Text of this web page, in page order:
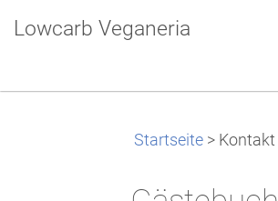
Lowcarb Veganeria
Startseite > Kontakt